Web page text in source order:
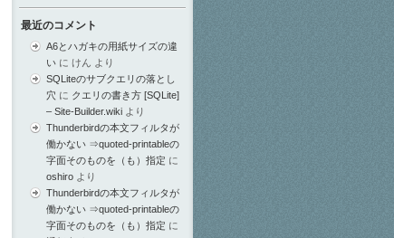
最近のコメント
A6とハガキの用紙サイズの違
い に けん より
SQLiteのサブクエリの落とし
穴 に クエリの書き方 [SQLite]
– Site-Builder.wiki より
Thunderbirdの本文フィルタが
働かない ⇒quoted-printableの
字面そのものを（も）指定 に
oshiro より
Thunderbirdの本文フィルタが
働かない ⇒quoted-printableの
字面そのものを（も）指定 に